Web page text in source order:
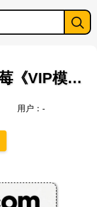
【07】25一建-法规-草 莓《VIP模拟卷》KL
用户：-